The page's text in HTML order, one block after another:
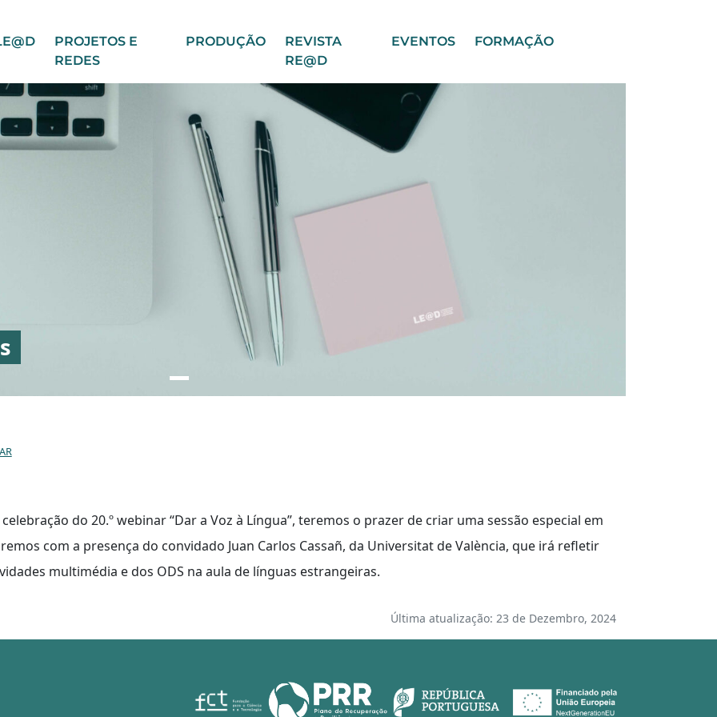
PROJETOS E
REDES
PRODUÇÃO
REVISTA
RE@D
EVENTOS FORMAÇÃO
do 20.º webinar “Dar a Voz à Língua”, teremos o prazer de criar uma sessão especial em
com a presença do convidado Juan Carlos Cassañ, da Universitat de València, que irá refletir
multimédia e dos ODS na aula de línguas estrangeiras.
Última atualização: 23 de Dezembro, 2024